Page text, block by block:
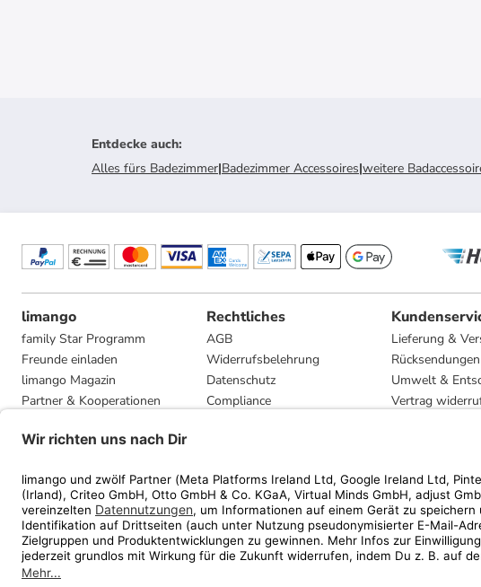
Entdecke auch:
Alles fürs Badezimmer|Badezimmer Accessoires|weitere
limango
family Star Programm
Freunde einladen
limango Magazin
Partner & Kooperationen
Presse
Rechtliches
AGB
Widerrufsbelehrung
Datenschutz
Compliance
Lieferung &
Umwelt &
Vertrag